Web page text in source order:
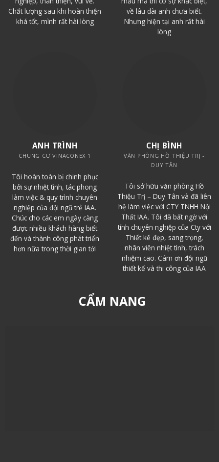
Chất lượng sau khi hoàn thiện
khá tốt, mình rất hài lòng
về lâu dài anh chưa biết.
Nhưng hiện tại anh rất hài
lòng
ANH TRÌNH
CHUNG CƯ VINACONEX 1
Tôi hoàn toàn bị chinh phục
bởi sự nhiệt tình, tác phong
làm việc & quy trình chuyên
nghiệp của đội ngũ trẻ IAA.
Chúc cho các em ngày càng
được nhiều khách hàng biết
đến và thành công phát triển
hơn nữa trong thời gian tới
CHỊ BÌNH
VĂN PHÒNG HỒ THIỆU TRỊ -
DUY TÂN
Tôi sở hữu văn phòng Hồ
Thiệu Trị – Duy Tân và đã liên
hệ làm việc với CTY TNHH Nội
Thất IAA. Tôi đã bất ngờ với
tính chuyên nghiệp của Cty với
Thiết kế đẹp, sang trọng,
nhân viên nhiệt tình, trách
nhiệm cao. Cám ơn đội ngũ
thiết kế và thi công của IAA
CẨM NANG